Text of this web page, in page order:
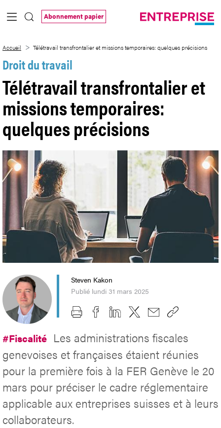
Saut au contenu principal
Abonnement papier
Accueil Télétravail transfrontalier et missions temporaires: quelques précisions
Droit du travail
Télétravail transfrontalier et
missions temporaires:
quelques précisions
Steven Kakon
Publié lundi 31 mars 2025
#Fiscalité Les administrations fiscales
genevoises et françaises étaient réunies
pour la première fois à la FER Genève le 20
mars pour préciser le cadre réglementaire
applicable aux entreprises suisses et à leurs
collaborateurs.